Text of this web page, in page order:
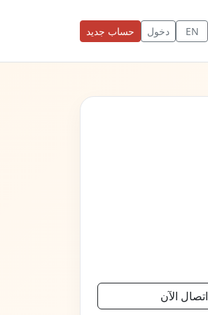
EN دخول حساب جديد
اتصال الآن